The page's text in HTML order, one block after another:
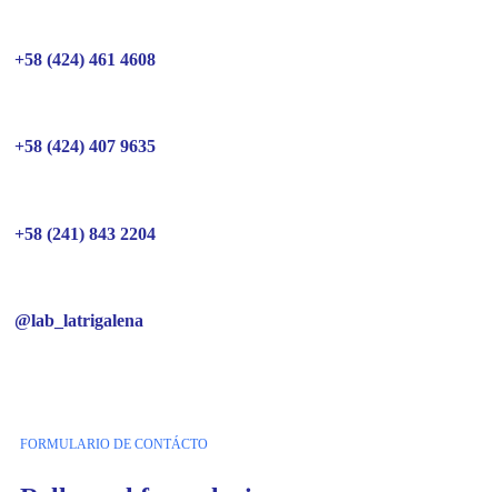
+58 (424) 461 4608
+58 (424) 407 9635
+58 (241) 843 2204
@lab_latrigalena
FORMULARIO DE CONTÁCTO